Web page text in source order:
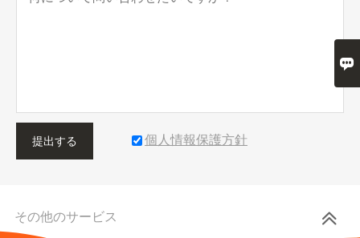
提出する 個人情報保護方針
その他のサービス
